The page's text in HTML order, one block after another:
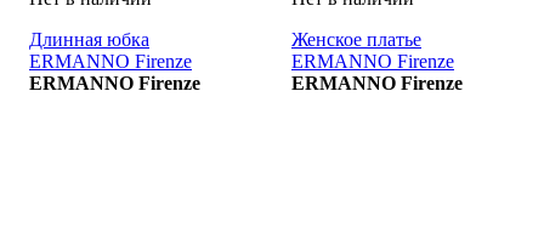
Длинная юбка
ERMANNO Firenze
GONNA
ERMANNO Firenze
Женское платье
ERMANNO Firenze
VESTITO
ERMANNO Firenze